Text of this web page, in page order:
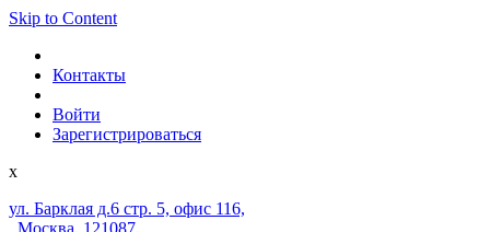
Skip to Content
Контакты
Войти
Зарегистрироваться
x
ул. Барклая д.6 стр. 5, офис 116,
Москва, 121087,